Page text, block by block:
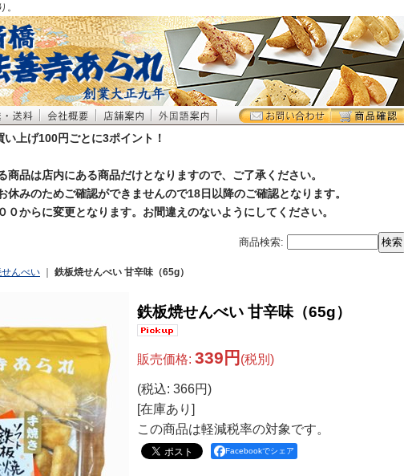
。
上げ100円ごとに3ポイント！
品は店内にある商品だけとなりますので、ご了承ください。
みのためご確認ができませんので18日以降のご確認となります。
からに変更となります。お間違えのないようにしてください。
商品検索:
んべい 鉄板焼せんべい 甘辛味（65g）
鉄板焼せんべい 甘辛味（65g）
販売価格: 339円 (税別)
(税込: 366円)
[在庫あり]
この商品は軽減税率の対象です。
Facebookでシェア